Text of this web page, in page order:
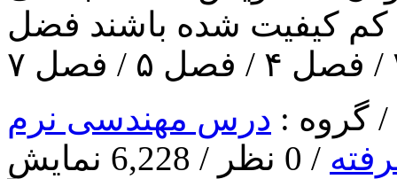
کیفیت شده باشند فضل
درس مهندسی نرم
/ 0 نظر / 6,228 نمایش